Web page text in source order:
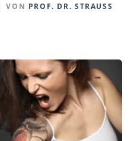
VON PROF. DR. STRAUSS